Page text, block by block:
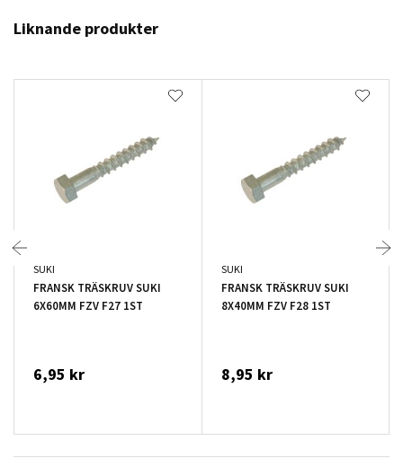
Liknande produkter
SUKI
FRANSK TRÄSKRUV SUKI
6X60MM FZV F27 1ST
6,95 kr
SUKI
FRANSK TRÄSKRUV SUKI
8X40MM FZV F28 1ST
8,95 kr